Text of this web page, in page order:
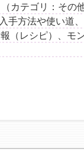
カテゴリ：その
手方法や使い道
（レシピ）、モ